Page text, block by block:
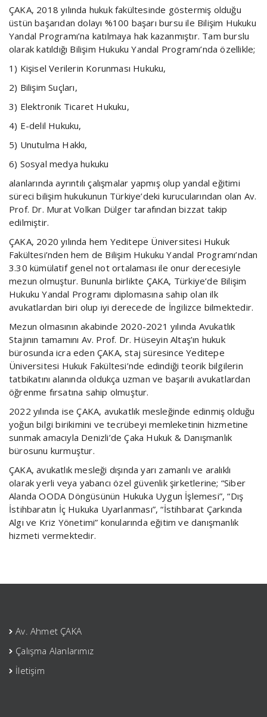
ÇAKA, 2018 yılında hukuk fakültesinde göstermiş olduğu
üstün başarıdan dolayı %100 başarı bursu ile Bilişim Hukuku
Yandal Programı’na katılmaya hak kazanmıştır. Tam burslu
olarak katıldığı Bilişim Hukuku Yandal Programı’nda özellikle;
1) Kişisel Verilerin Korunması Hukuku,
2) Bilişim Suçları,
3) Elektronik Ticaret Hukuku,
4) E-delil Hukuku,
5) Unutulma Hakkı,
6) Sosyal medya hukuku
alanlarında ayrıntılı çalışmalar yapmış olup yandal eğitimi
süreci bilişim hukukunun Türkiye’deki kurucularından olan Av.
Prof. Dr. Murat Volkan Dülger tarafından bizzat takip
edilmiştir.
ÇAKA, 2020 yılında hem Yeditepe Üniversitesi Hukuk
Fakültesi’nden hem de Bilişim Hukuku Yandal Programı’ndan
3.30 kümülatif genel not ortalaması ile onur derecesiyle
mezun olmuştur. Bununla birlikte ÇAKA, Türkiye’de Bilişim
Hukuku Yandal Programı diplomasına sahip olan ilk
avukatlardan biri olup iyi derecede de İngilizce bilmektedir.
Mezun olmasının akabinde 2020-2021 yılında Avukatlık
Stajının tamamını Av. Prof. Dr. Hüseyin Altaş’ın hukuk
bürosunda icra eden ÇAKA, staj süresince Yeditepe
Üniversitesi Hukuk Fakültesi’nde edindiği teorik bilgilerin
tatbikatını alanında oldukça uzman ve başarılı avukatlardan
öğrenme fırsatına sahip olmuştur.
2022 yılında ise ÇAKA, avukatlık mesleğinde edinmiş olduğu
yoğun bilgi birikimini ve tecrübeyi memleketinin hizmetine
sunmak amacıyla Denizli’de Çaka Hukuk & Danışmanlık
bürosunu kurmuştur.
ÇAKA, avukatlık mesleği dışında yarı zamanlı ve aralıklı
olarak yerli veya yabancı özel güvenlik şirketlerine; “Siber
Alanda OODA Döngüsünün Hukuka Uygun İşlemesi”, “Dış
İstihbaratın İç Hukuka Uyarlanması”, “İstihbarat Çarkında
Algı ve Kriz Yönetimi” konularında eğitim ve danışmanlık
hizmeti vermektedir.
Av. Ahmet ÇAKA
Çalışma Alanlarımız
İletişim